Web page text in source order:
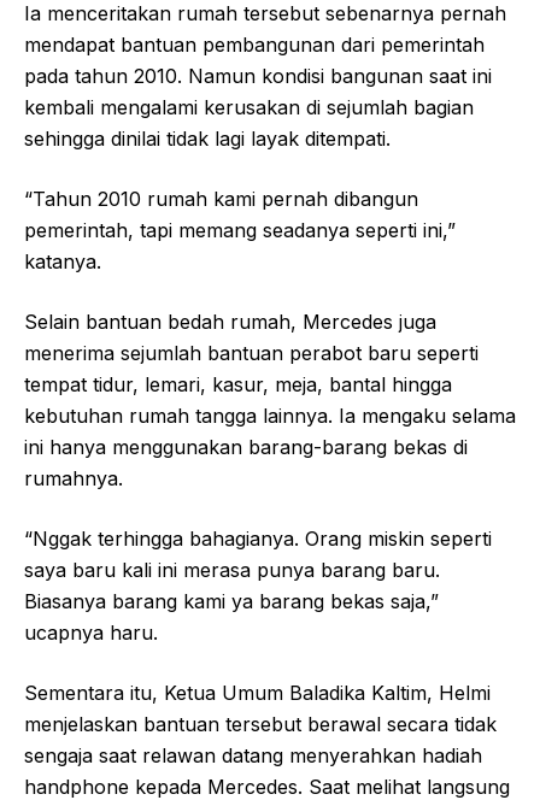
Ia menceritakan rumah tersebut sebenarnya pernah
mendapat bantuan pembangunan dari pemerintah
pada tahun 2010. Namun kondisi bangunan saat ini
kembali mengalami kerusakan di sejumlah bagian
sehingga dinilai tidak lagi layak ditempati.
“Tahun 2010 rumah kami pernah dibangun
pemerintah, tapi memang seadanya seperti ini,”
katanya.
Selain bantuan bedah rumah, Mercedes juga
menerima sejumlah bantuan perabot baru seperti
tempat tidur, lemari, kasur, meja, bantal hingga
kebutuhan rumah tangga lainnya. Ia mengaku selama
ini hanya menggunakan barang-barang bekas di
rumahnya.
“Nggak terhingga bahagianya. Orang miskin seperti
saya baru kali ini merasa punya barang baru.
Biasanya barang kami ya barang bekas saja,”
ucapnya haru.
Sementara itu, Ketua Umum Baladika Kaltim, Helmi
menjelaskan bantuan tersebut berawal secara tidak
sengaja saat relawan datang menyerahkan hadiah
handphone kepada Mercedes. Saat melihat langsung